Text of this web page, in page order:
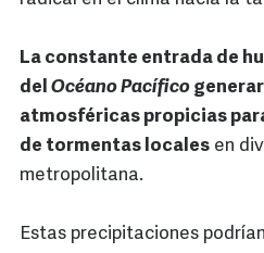
La constante entrada de
del Océano Pacífico
atmosféricas propicias
de tormentas locales en
metropolitana.
Estas precipitaciones